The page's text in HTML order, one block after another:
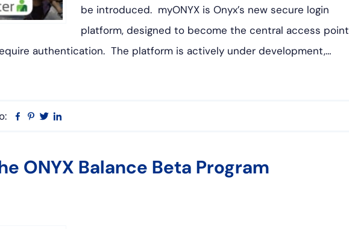
be introduced. myONYX is Onyx’s new secure login
platform, designed to become the central access point
authentication. The platform is actively under development,…
Facebook
Pinterest
Twitter
ONYX Balance Beta Program